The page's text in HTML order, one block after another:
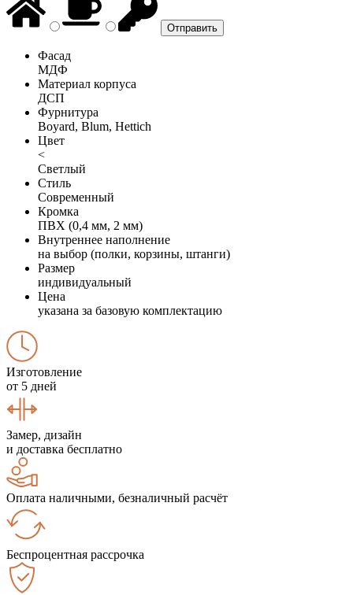
Фасад
МДФ
Материал корпуса
ДСП
Фурнитура
Boyard, Blum, Hettich
Цвет
<
Светлый
Стиль
Современный
Кромка
ПВХ (0,4 мм, 2 мм)
Внутреннее наполнение
на выбор (полки, корзины, штанги)
Размер
индивидуальный
Цена
указана за базовую комплектацию
Изготовление
от 5 дней
Замер, дизайн
и доставка бесплатно
Оплата наличными, безналичный расчёт
Беспроцентная рассрочка